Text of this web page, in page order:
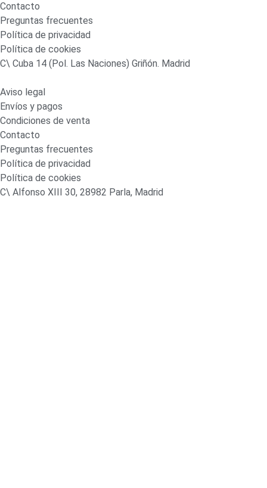
Contacto
Preguntas frecuentes
Política de privacidad
Política de cookies
C\ Cuba 14 (Pol. Las Naciones) Griñón. Madrid
Aviso legal
Envíos y pagos
Condiciones de venta
Contacto
Preguntas frecuentes
Política de privacidad
Política de cookies
C\ Alfonso XIII 30, 28982 Parla, Madrid